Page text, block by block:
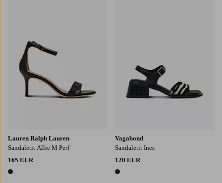
Lauren Ralph Lauren
Sandaletit Allie M Perf
165 EUR
1 väri
Vagabond
Sandaletit Ines
120 EUR
1 väri